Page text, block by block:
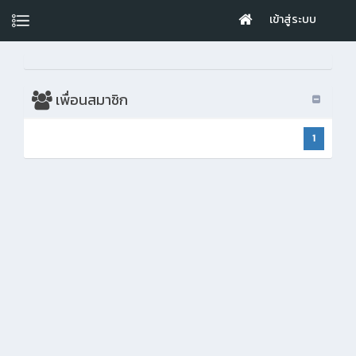
เข้าสู่ระบบ
เพื่อนสมาชิก
1